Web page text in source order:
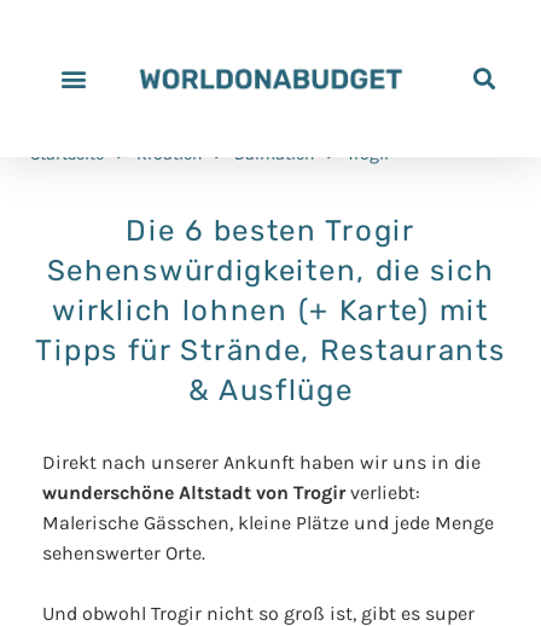
Startseite > Kroatien > Dalmatien > Trogir
Die 6 besten Trogir
Sehenswürdigkeiten, die sich
wirklich lohnen (+ Karte) mit
Tipps für Strände, Restaurants
& Ausflüge
Direkt nach unserer Ankunft haben wir uns in die
wunderschöne Altstadt von Trogirverliebt:
Malerische Gässchen, kleine Plätze und jede Menge
sehenswerter Orte.
Und obwohl Trogir nicht so groß ist, gibt es super